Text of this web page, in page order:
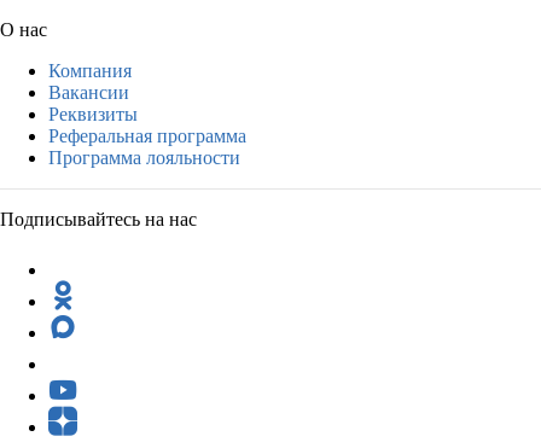
О нас
Компания
Вакансии
Реквизиты
Реферальная программа
Программа лояльности
Подписывайтесь на нас